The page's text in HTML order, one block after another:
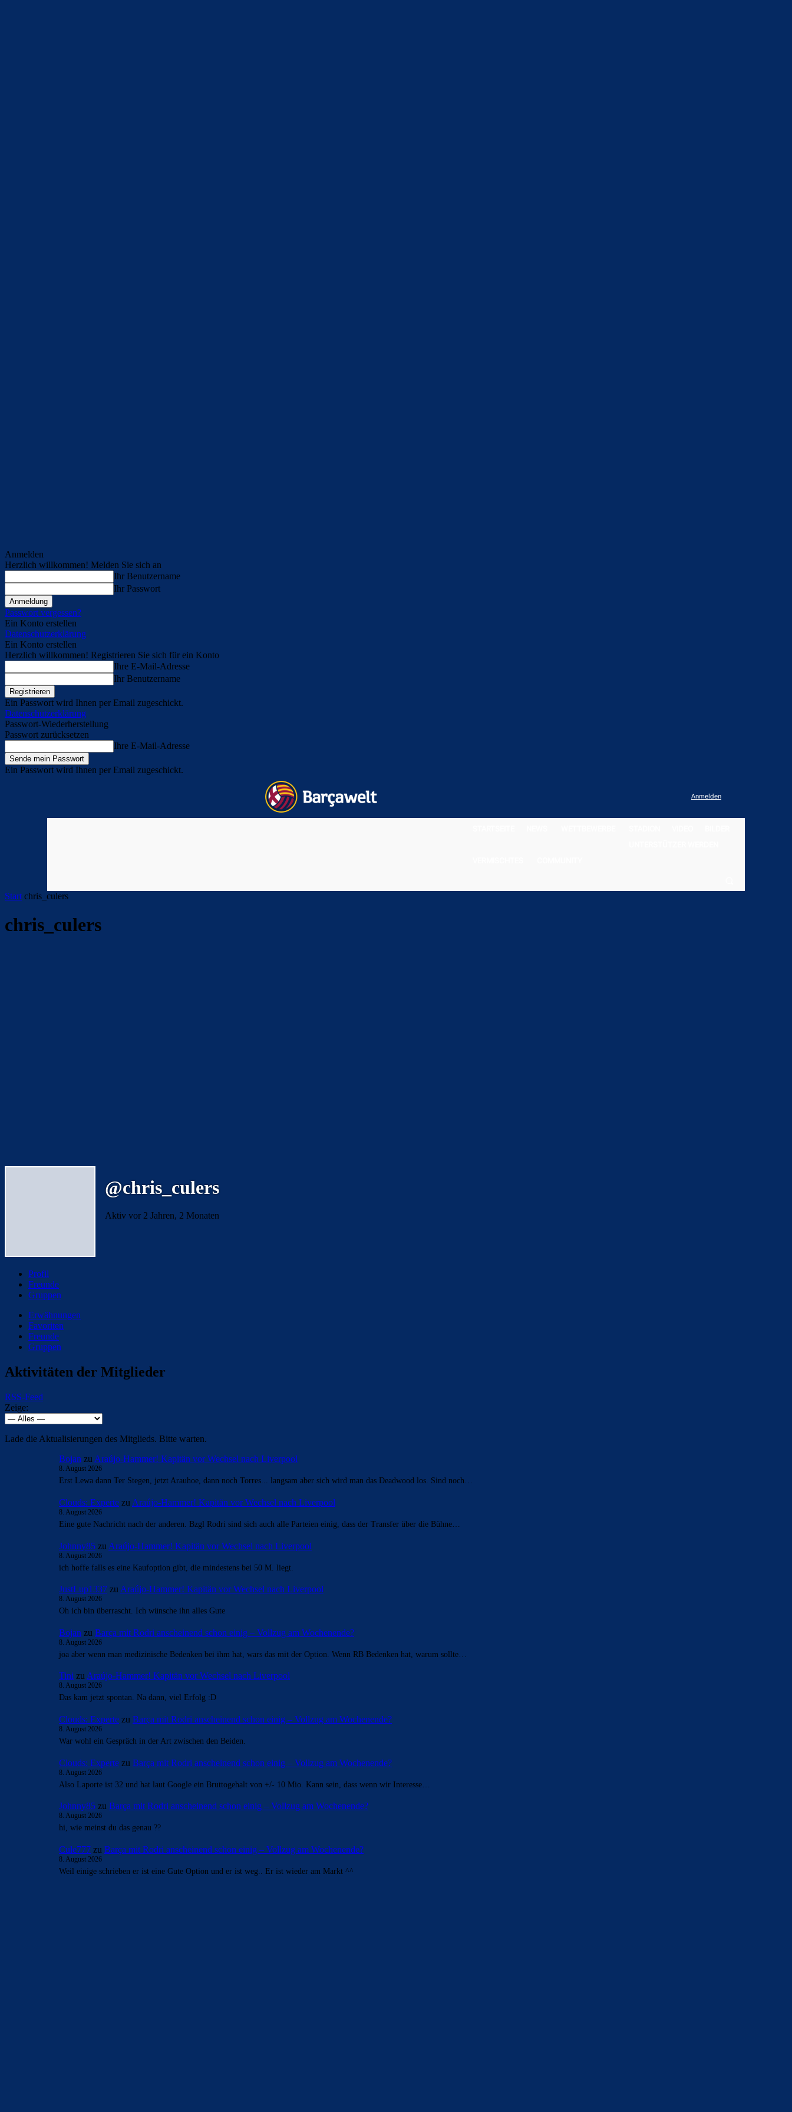
Anmelden
Herzlich willkommen! Melden Sie sich an
Ihr Benutzername
Ihr Passwort
Passwort vergessen?
Ein Konto erstellen
Datenschutzerklärung
Ein Konto erstellen
Herzlich willkommen! Registrieren Sie sich für ein Konto
Ihre E-Mail-Adresse
Ihr Benutzername
Ein Passwort wird Ihnen per Email zugeschickt.
Datenschutzerklärung
Passwort-Wiederherstellung
Passwort zurücksetzen
Ihre E-Mail-Adresse
Ein Passwort wird Ihnen per Email zugeschickt.
Anmelden
Start chris_culers
chris_culers
@chris_culers
Aktiv vor 2 Jahren, 2 Monaten
Profil
Freunde
Gruppen
Erwähnungen
Favoriten
Freunde
Gruppen
Aktivitäten der Mitglieder
RSS-Feed
Zeige:
Lade die Aktualisierungen des Mitglieds. Bitte warten.
Bojan zu Araújo-Hammer! Kapitän vor Wechsel nach Liverpool
8. August 2026
Erst Lewa dann Ter Stegen, jetzt Arauhoe, dann noch Torres... langsam aber sich wird man das Deadwood los. Sind noch…
Clouds: Experte zu Araújo-Hammer! Kapitän vor Wechsel nach Liverpool
8. August 2026
Eine gute Nachricht nach der anderen. Bzgl Rodri sind sich auch alle Parteien einig, dass der Transfer über die Bühne…
Johnny85 zu Araújo-Hammer! Kapitän vor Wechsel nach Liverpool
8. August 2026
ich hoffe falls es eine Kaufoption gibt, die mindestens bei 50 M. liegt.
JustLup1337 zu Araújo-Hammer! Kapitän vor Wechsel nach Liverpool
8. August 2026
Oh ich bin überrascht. Ich wünsche ihn alles Gute
Bojan zu Barça mit Rodri anscheinend schon einig – Vollzug am Wochenende?
8. August 2026
joa aber wenn man medizinische Bedenken bei ihm hat, wars das mit der Option. Wenn RB Bedenken hat, warum sollte…
Tini zuAraújo-Hammer! Kapitän vor Wechsel nach Liverpool
8. August 2026
Das kam jetzt spontan. Na dann, viel Erfolg :D
Clouds: Experte zu Barça mit Rodri anscheinend schon einig – Vollzug am Wochenende?
8. August 2026
War wohl ein Gespräch in der Art zwischen den Beiden.
Clouds: Experte zu Barça mit Rodri anscheinend schon einig – Vollzug am Wochenende?
8. August 2026
Also Laporte ist 32 und hat laut Google ein Bruttogehalt von +/- 10 Mio. Kann sein, dass wenn wir Interesse…
Johnny85 zu Barça mit Rodri anscheinend schon einig – Vollzug am Wochenende?
8. August 2026
hi, wie meinst du das genau ??
Cule777 zu Barça mit Rodri anscheinend schon einig – Vollzug am Wochenende?
8. August 2026
Weil einige schrieben er ist eine Gute Option und er ist weg.. Er ist wieder am Markt ^^